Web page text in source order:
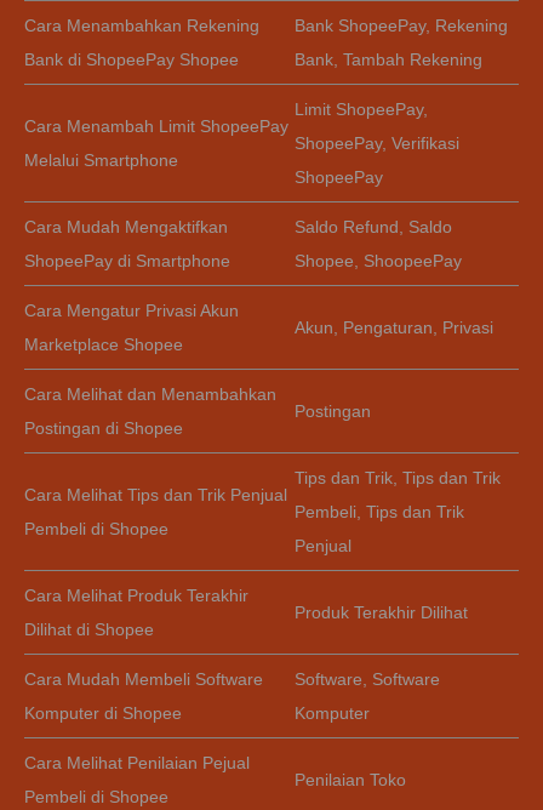
Cara Menambahkan Rekening
Bank di ShopeePay Shopee
Bank ShopeePay, Rekening
Bank, Tambah Rekening
Cara Menambah Limit ShopeePay
Melalui Smartphone
Limit ShopeePay,
ShopeePay, Verifikasi
ShopeePay
Cara Mudah Mengaktifkan
ShopeePay di Smartphone
Saldo Refund, Saldo
Shopee, ShoopeePay
Cara Mengatur Privasi Akun
Marketplace Shopee
Akun, Pengaturan, Privasi
Cara Melihat dan Menambahkan
Postingan di Shopee
Postingan
Cara Melihat Tips dan Trik Penjual
Pembeli di Shopee
Tips dan Trik, Tips dan Trik
Pembeli, Tips dan Trik
Penjual
Cara Melihat Produk Terakhir
Dilihat di Shopee
Produk Terakhir Dilihat
Cara Mudah Membeli Software
Komputer di Shopee
Software, Software
Komputer
Cara Melihat Penilaian Pejual
Pembeli di Shopee
Penilaian Toko